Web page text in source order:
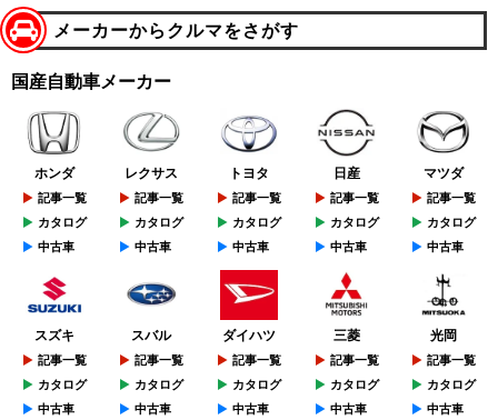
メーカーからクルマをさがす
国産自動車メーカー
ホンダ
記事一覧
カタログ
中古車
レクサス
記事一覧
カタログ
中古車
トヨタ
記事一覧
カタログ
中古車
日産
記事一覧
カタログ
中古車
マツダ
記事一覧
カタログ
中古車
スズキ
記事一覧
カタログ
中古車
スバル
記事一覧
カタログ
中古車
ダイハツ
記事一覧
カタログ
中古車
三菱
記事一覧
カタログ
中古車
光岡
記事一覧
カタログ
中古車